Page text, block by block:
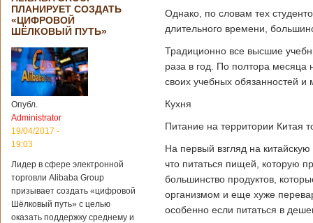
ПЛАНИРУЕТ СОЗДАТЬ
«ЦИФРОВОЙ
ШЁЛКОВЫЙ ПУТЬ»
Опубл.
Administrator
19/04/2017 -
19:03
Лидер в сфере электронной
торговли Alibaba Group
призывает создать «цифровой
Шёлковый путь» с целью
оказать поддержку среднему и
Однако, по словам тех
длительного времени,
Традиционно все высшие
раза в год. По полтора месяца
своих учебных обязанностей
Кухня
Питание на территории Китая
На первый взгляд на
что питаться пищей, которую
большинство продуктов,
организмом и еще хуже
особенно если питаться в